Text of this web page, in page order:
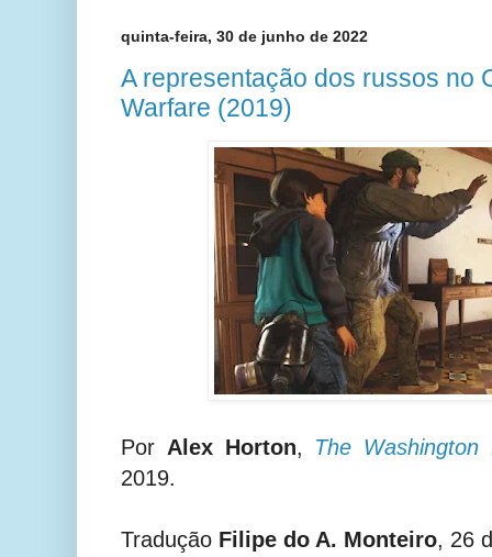
quinta-feira, 30 de junho de 2022
A representação dos russos no
Warfare (2019)
Por Alex Horton, The Washington
2019.
Tradução Filipe do A. Monteiro, 26